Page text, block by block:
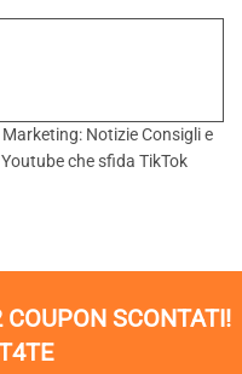
Notizie Consigli e
che sfida TikTok
COUPON SCONTATI!